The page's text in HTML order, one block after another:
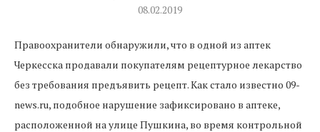
08.02.2019
Правоохранители обнаружили, что в одной из аптек
Черкесска продавали покупателям рецептурное лекарство
без требования предъявить рецепт. Как стало известно 09-
news.ru, подобное нарушение зафиксировано в аптеке,
расположенной на улице Пушкина, во время контрольной